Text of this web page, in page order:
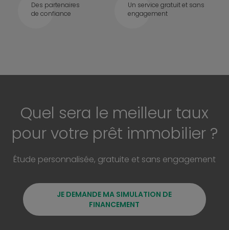
Des partenaires
de confiance
Un service gratuit et sans
engagement
Quel sera le meilleur taux
pour votre prêt immobilier ?
Étude personnalisée, gratuite et sans engagement
JE DEMANDE MA SIMULATION DE
FINANCEMENT